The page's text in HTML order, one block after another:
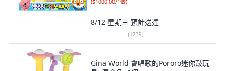
($1000.00/1個)
8/12 星期三 預計送達
(1239)
Gina World 會唱歌的Pororo迷你鼓玩